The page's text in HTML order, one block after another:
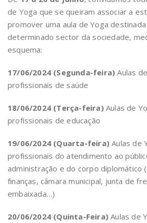
de Yoga que se queiram associar a
promover uma aula de Yoga
determinado sector da sociedade,
esquema:
17/06/2024 (Segunda-feira) Aulas
profissionais de saúde
18/06/2024 (Terça-feira)Aulas de
profissionais de educação
19/06/2024 (Quarta-feira) Aulas de
profissionais do atendimento ao
administração e do corpo diplomático
finanças, câmara municipal, junta de
embaixada…)
20/06/2024 (Quinta-Feira) Aulas de